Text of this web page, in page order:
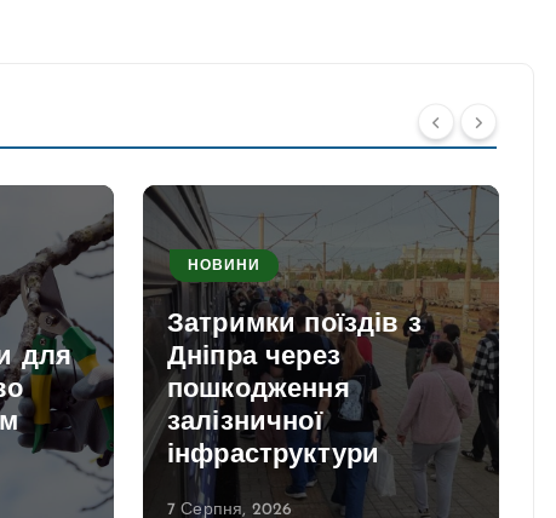
для
НОВИНИ
Затримки поїздів з
Дніпра через
пошкодження
залізничної
інфраструктури
7 Серпня, 2026